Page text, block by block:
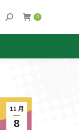
0
11 月
8